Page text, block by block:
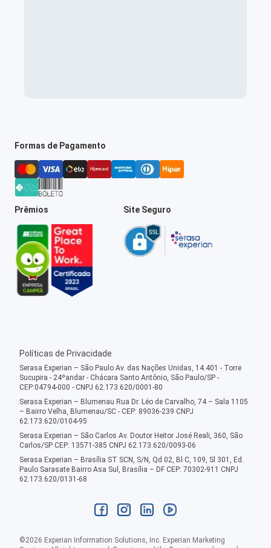
Formas de Pagamento
Prêmios Site Seguro
Políticas de Privacidade
Serasa Experian – São Paulo Av. das Nações Unidas, 14.401 - Torre
Sucupira - 24ºandar - Chácara Santo Antônio, São Paulo/SP -
CEP:04794-000 - CNPJ 62.173.620/0001-80
Serasa Experian – Blumenau Rua Dr. Léo de Carvalho, 74 – Sala 1105
– Bairro Velha, Blumenau/SC - CEP: 89036-239 CNPJ
62.173.620/0104-95
Serasa Experian – São Carlos Av. Doutor Heitor José Reali, 360, São
Carlos/SP CEP: 13571-385 CNPJ 62.173.620/0093-06
Serasa Experian – Brasília ST SCN, S/N, Qd 02, Bl C, 109, Sl 301, Ed.
Paulo Sarasate Bairro Asa Sul, Brasília – DF CEP: 70302-911 CNPJ
62.173.620/0131-68
©2026 Experian Information Solutions, Inc. Experian Marketing